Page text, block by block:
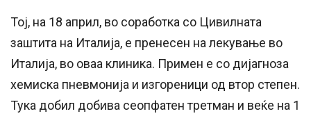
Тој, на 18 април, во соработка со Цивилната
заштита на Италија, е пренесен на лекување во
Италија, во оваа клиника. Примен е со дијагноза
хемиска пневмонија и изгореници од втор степен.
Тука добил добива сеопфатен третман и веќе на 1